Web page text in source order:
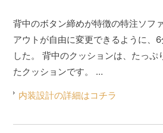
内装設計の詳細はコチラ
背中のボタン締めが特徴の特注ソフ
アウトが自由に変更できるように、
した。 背中のクッションは、たっぷ
たクッションです。 …